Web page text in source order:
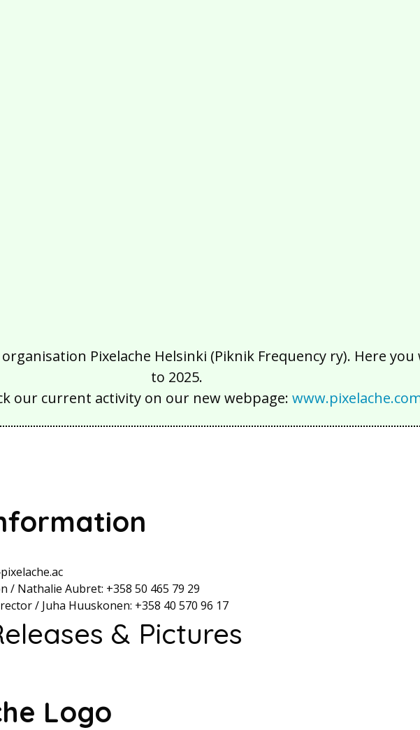
Pixelache Helsinki (Piknik Frequency ry). Here
to 2025.
our current activity on our new webpage:
/ Nathalie Aubret: +358 50 465 79 29
/ Juha Huuskonen: +358 40 570 96 17
& Pictures
Logo